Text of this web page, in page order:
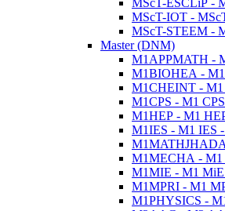
MScT-ESCLiP -
MScT-IOT -
MScT-STEEM -
Master (DNM)
M1APPMATH -
M1BIOHEA - M1
M1CHEINT - M1
M1CPS - M1
M1HEP - M1
M1IES - M1 IES -
M1MATHJHADA
M1MECHA - M1
M1MIE - M1 MiE
M1MPRI - M1
M1PHYSICS -